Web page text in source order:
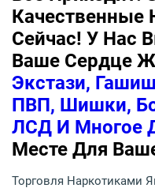
Качественные
Сейчас! У Нас
Ваше Сердце
Экстази,
ПВП, Шишки,
ЛСД И Многое
Месте Для
Торговля Наркотиками